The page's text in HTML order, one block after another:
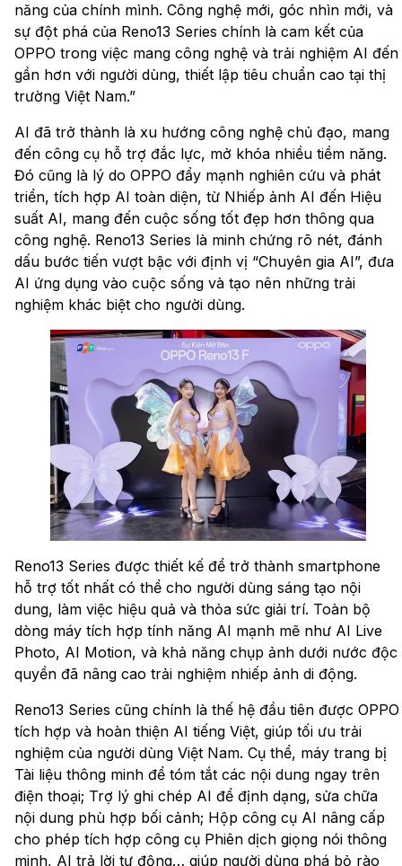
năng của chính mình. Công nghệ mới, góc nhìn mới, và
sự đột phá của Reno13 Series chính là cam kết của
OPPO trong việc mang công nghệ và trải nghiệm AI đến
gần hơn với người dùng, thiết lập tiêu chuẩn cao tại thị
trường Việt Nam.”
AI đã trở thành là xu hướng công nghệ chủ đạo, mang
đến công cụ hỗ trợ đắc lực, mở khóa nhiều tiềm năng.
Đó cũng là lý do OPPO đẩy mạnh nghiên cứu và phát
triển, tích hợp AI toàn diện, từ Nhiếp ảnh AI đến Hiệu
suất AI, mang đến cuộc sống tốt đẹp hơn thông qua
công nghệ. Reno13 Series là minh chứng rõ nét, đánh
dấu bước tiến vượt bậc với định vị “Chuyên gia AI”, đưa
AI ứng dụng vào cuộc sống và tạo nên những trải
nghiệm khác biệt cho người dùng.
Reno13 Series được thiết kế để trở thành smartphone
hỗ trợ tốt nhất có thể cho người dùng sáng tạo nội
dung, làm việc hiệu quả và thỏa sức giải trí. Toàn bộ
dòng máy tích hợp tính năng AI mạnh mẽ như AI Live
Photo, AI Motion, và khả năng chụp ảnh dưới nước độc
quyền đã nâng cao trải nghiệm nhiếp ảnh di động.
Reno13 Series cũng chính là thế hệ đầu tiên được OPPO
tích hợp và hoàn thiện AI tiếng Việt, giúp tối ưu trải
nghiệm của người dùng Việt Nam. Cụ thể, máy trang bị
Tài liệu thông minh để tóm tắt các nội dung ngay trên
điện thoại; Trợ lý ghi chép AI để định dạng, sửa chữa
nội dung phù hợp bối cảnh; Hộp công cụ AI nâng cấp
cho phép tích hợp công cụ ​​Phiên dịch giọng nói thông
minh, AI trả lời tự động… giúp người dùng phá bỏ rào